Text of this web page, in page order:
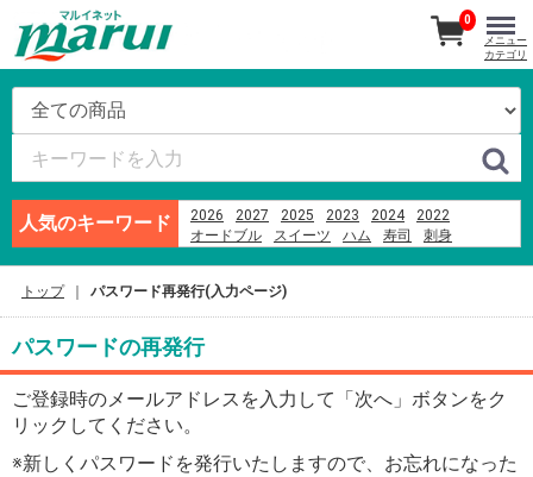
人気のキーワード 2026 2027 2025 2023 2024
2022
オードブル
スイーツ ハム 寿司
刺身
0
メニュー
カテゴリ
トップ パスワード再発行(入力ページ)
パスワードの再発行
ご登録時のメールアドレスを入力して「次へ」ボタンをク
リックしてください。
※新しくパスワードを発行いたしますので、お忘れになった